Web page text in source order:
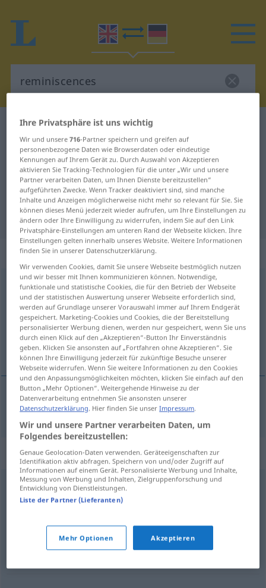
Englisch-Deutsch Wörterbuch
Englisch-Deutsch Übersetzung für
"reminiscences"
"reminiscences" Deutsch
Übersetzung
„reminiscences“: plural
reminiscences [remɪˈnɪsnsɪz] pl
Übersicht aller Übersetzungen
(Für mehr Details die Übersetzung anklicken/antippen)
Erinnerungen
Erinnerungenpl(ofan) reminiscences
Beispielsätze für "reminiscences"
topublishone’sreminiscences
seineMemoirenveröffentlichen
on reminiscences
Ihre Privatsphäre ist uns wichtig
Wir und unsere716-Partner speichern und greifen auf
personenbezogene Daten wie Browserdaten oder eindeutige
Kennungen auf Ihrem Gerät zu. Durch Auswahl von Akzeptieren
aktivieren Sie Tracking-Technologien für die unter „Wir und unsere
Partner verarbeiten Daten, um Ihnen Dienste bereitzustellen“
aufgeführten Zwecke. Wenn Tracker deaktiviert sind, sind manche
Inhalte und Anzeigen möglicherweise nicht mehr so relevant für Sie. Sie
können dieses Menü jederzeit wieder aufrufen, um Ihre Einstellungen zu
ändern oder Ihre Einwilligung zu widerrufen, indem Sie auf den Link
Privatsphäre-Einstellungen am unteren Rand der Webseite klicken. Ihre
Einstellungen gelten innerhalb unseres Website. Weitere Informationen
finden Sie in unserer Datenschutzerklärung.
Wir verwenden Cookies, damit Sie unsere Webseite bestmöglich nutzen
und wir besser mit Ihnen kommunizieren können. Notwendige,
funktionale und statistische Cookies, die für den Betrieb der Webseite
und der statistischen Auswertung unserer Webseite erforderlich sind,
werden auf Grundlage unserer Vorauswahl immer auf Ihrem Endgerät
gespeichert. Marketing-Cookies und Cookies, die der Bereitstellung
personalisierter Werbung dienen, werden nur gespeichert, wenn Sie uns
durch einen Klick auf den „Akzeptieren“-Button Ihr Einverständnis
geben. Klicken Sie ansonsten auf „Fortfahren ohne Akzeptieren“. Sie
können Ihre Einwilligung jederzeit für zukünftige Besuche unserer
Webseite widerrufen. Wenn Sie weitere Informationen zu den Cookies
und den Anpassungsmöglichkeiten möchten, klicken Sie einfach auf den
Button „Mehr Optionen“. Weitergehende Hinweise zu der
Datenverarbeitung entnehmen Sie ansonsten unserer
Datenschutzerklärung. Hier finden Sie unserImpressum.
Wir und unsere Partner verarbeiten Daten, um
Folgendes bereitzustellen:
Genaue Geolocation-Daten verwenden. Geräteeigenschaften zur
Identifikation aktiv abfragen. Speichern von und/oder Zugriff auf
Informationen auf einem Gerät. Personalisierte Werbung und Inhalte,
Messung von Werbung und Inhalten, Zielgruppenforschung und
Entwicklung von Dienstleistungen.
Liste der Partner (Lieferanten)
Mehr Optionen Akzeptieren